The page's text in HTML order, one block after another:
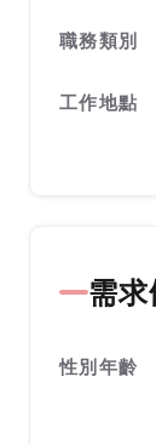
職務類別
工作地點
需
性別年齡